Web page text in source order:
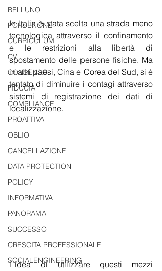
BELLUNO
PORDENONE
CURRICULUM
CV
CONSENSO
FIDUCIA
COMPLIANCE
PROATTIVA
OBLIO
CANCELLAZIONE
DATA PROTECTION
POLICY
INFORMATIVA
PANORAMA
SUCCESSO
CRESCITA PROFESSIONALE
SOCIALENGINEERING
In Italia è stata scelta una strada meno
tecnologica attraverso il confinamento
e le restrizioni alla libertà di
spostamento delle persone fisiche. Ma
in altri paesi, Cina e Corea del Sud, si è
tentato di diminuire i contagi attraverso
sistemi di registrazione dei dati di
localizzazione.
L’idea di utilizzare questi mezzi